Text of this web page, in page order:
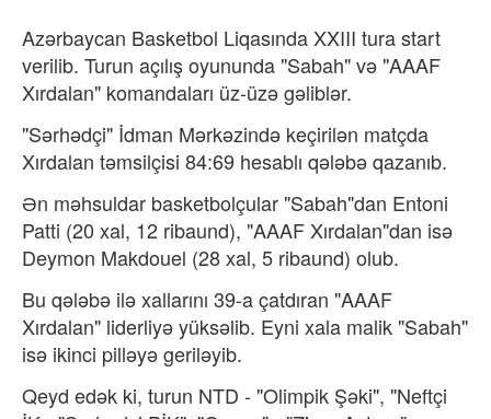
Azərbaycan Basketbol Liqasında XXIII tura start
verilib. Turun açılış oyununda "Sabah" və "AAAF
Xırdalan" komandaları üz-üzə gəliblər.
"Sərhədçi" İdman Mərkəzində keçirilən matçda
Xırdalan təmsilçisi 84:69 hesablı qələbə qazanıb.
Ən məhsuldar basketbolçular "Sabah"dan Entoni
Patti (20 xal, 12 ribaund), "AAAF Xırdalan"dan isə
Deymon Makdouel (28 xal, 5 ribaund) olub.
Bu qələbə ilə xallarını 39-a çatdıran "AAAF
Xırdalan" liderliyə yüksəlib. Eyni xala malik "Sabah"
isə ikinci pilləyə geriləyib.
Qeyd edək ki, turun NTD - "Olimpik Şəki", "Neftçi